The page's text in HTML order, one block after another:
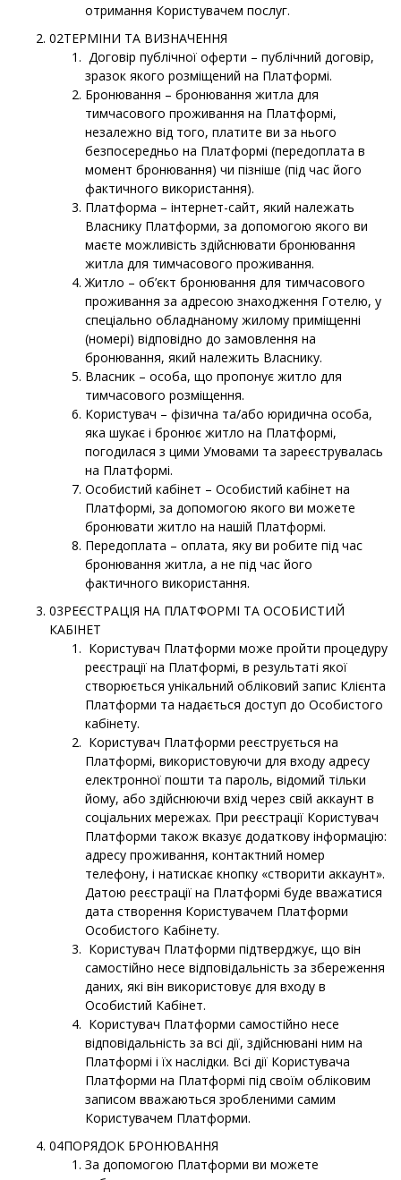
отримання Користувачем послуг.
02ТЕРМІНИ ТА ВИЗНАЧЕННЯ
Договір публічної оферти – публічний договір,
зразок якого розміщений на Платформі.
Бронювання – бронювання житла для
тимчасового проживання на Платформі,
незалежно від того, платите ви за нього
безпосередньо на Платформі (передоплата в
момент бронювання) чи пізніше (під час його
фактичного використання).
Платформа – інтернет-сайт, який належать
Власнику Платформи, за допомогою якого ви
маєте можливість здійснювати бронювання
житла для тимчасового проживання.
Житло – об’єкт бронювання для тимчасового
проживання за адресою знаходження Готелю, у
спеціально обладнаному жилому приміщенні
(номері) відповідно до замовлення на
бронювання, який належить Власнику.
Власник – особа, що пропонує житло для
тимчасового розміщення.
Користувач – фізична та/або юридична особа,
яка шукає і бронює житло на Платформі,
погодилася з цими Умовами та зареєструвалась
на Платформі.
Особистий кабінет – Особистий кабінет на
Платформі, за допомогою якого ви можете
бронювати житло на нашій Платформі.
Передоплата – оплата, яку ви робите під час
бронювання житла, а не під час його
фактичного використання.
03РЕЄСТРАЦІЯ НА ПЛАТФОРМІ ТА ОСОБИСТИЙ
КАБІНЕТ
Користувач Платформи може пройти процедуру
реєстрації на Платформі, в результаті якої
створюється унікальний обліковий запис Клієнта
Платформи та надається доступ до Особистого
кабінету.
Користувач Платформи реєструється на
Платформі, використовуючи для входу адресу
електронної пошти та пароль, відомий тільки
йому, або здійснюючи вхід через свій аккаунт в
соціальних мережах. При реєстрації Користувач
Платформи також вказує додаткову інформацію:
адресу проживання, контактний номер
телефону, і натискає кнопку «створити аккаунт».
Датою реєстрації на Платформі буде вважатися
дата створення Користувачем Платформи
Особистого Кабінету.
Користувач Платформи підтверджує, що він
самостійно несе відповідальність за збереження
даних, які він використовує для входу в
Особистий Кабінет.
Користувач Платформи самостійно несе
відповідальність за всі дії, здійснювані ним на
Платформі і їх наслідки. Всі дії Користувача
Платформи на Платформі під своїм обліковим
записом вважаються зробленими самим
Користувачем Платформи.
04ПОРЯДОК БРОНЮВАННЯ
За допомогою Платформи ви можете